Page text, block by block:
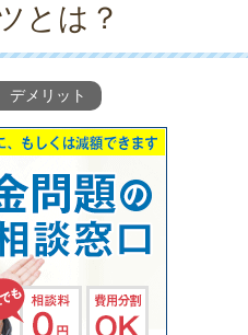
とは？
メリット